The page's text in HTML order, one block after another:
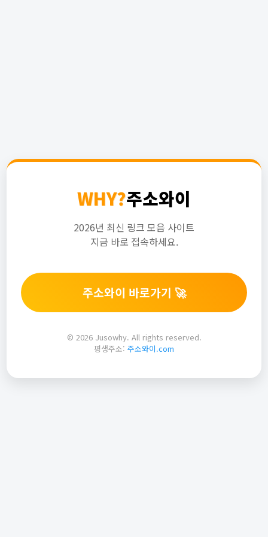
WHY?주소와이
2026년 최신 링크 모음 사이트
지금 바로 접속하세요.
주소와이 바로가기 🚀
© 2026 Jusowhy. All rights reserved.
평생주소: 주소와이.com